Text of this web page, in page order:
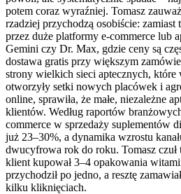
potem coraz wyraźniej. Tomasz
rzadziej przychodzą osobiście: zamiast
przez duże platformy e-commerce lub
Gemini czy Dr. Max, gdzie ceny są
dostawa gratis przy większym
strony wielkich sieci aptecznych, które
otworzyły setki nowych placówek i
online, sprawiła, że małe, niezależne
klientów. Według raportów
commerce w sprzedaży suplementów
już 23–30%, a dynamika wzrostu
dwucyfrowa rok do roku. Tomasz czuł
klient kupował 3–4 opakowania
przychodził po jedno, a resztę
kilku kliknięciach.